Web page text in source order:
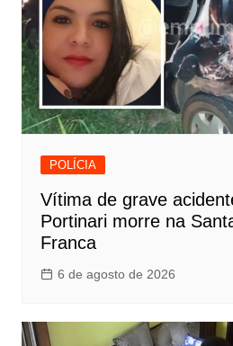
POLÍCIA
Vítima de grave
Portinari morre na
Franca
6 de agosto de 2026